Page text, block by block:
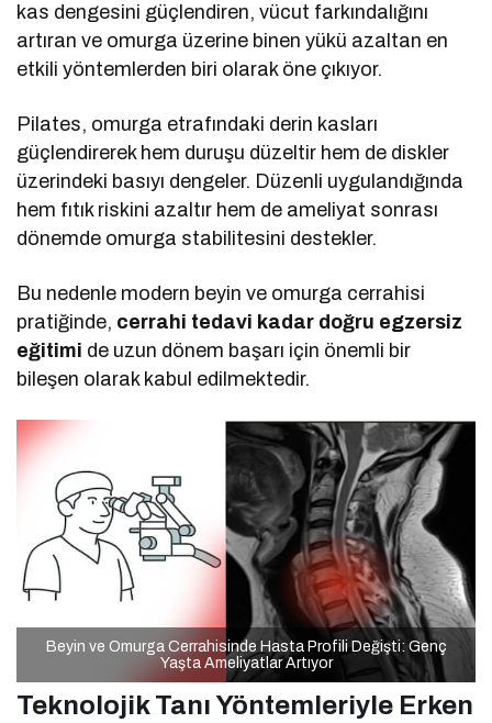
kas dengesini güçlendiren, vücut farkındalığını
artıran ve omurga üzerine binen yükü azaltan en
etkili yöntemlerden biri olarak öne çıkıyor.
Pilates, omurga etrafındaki derin kasları
güçlendirerek hem duruşu düzeltir hem de diskler
üzerindeki basıyı dengeler. Düzenli uygulandığında
hem fıtık riskini azaltır hem de ameliyat sonrası
dönemde omurga stabilitesini destekler.
Bu nedenle modern beyin ve omurga cerrahisi
pratiğinde, cerrahi tedavi kadar doğru egzersiz
eğitimi de uzun dönem başarı için önemli bir
bileşen olarak kabul edilmektedir.
Beyin ve Omurga Cerrahisinde Hasta Profili Değişti: Genç
Yaşta Ameliyatlar Artıyor
Teknolojik Tanı Yöntemleriyle Erken